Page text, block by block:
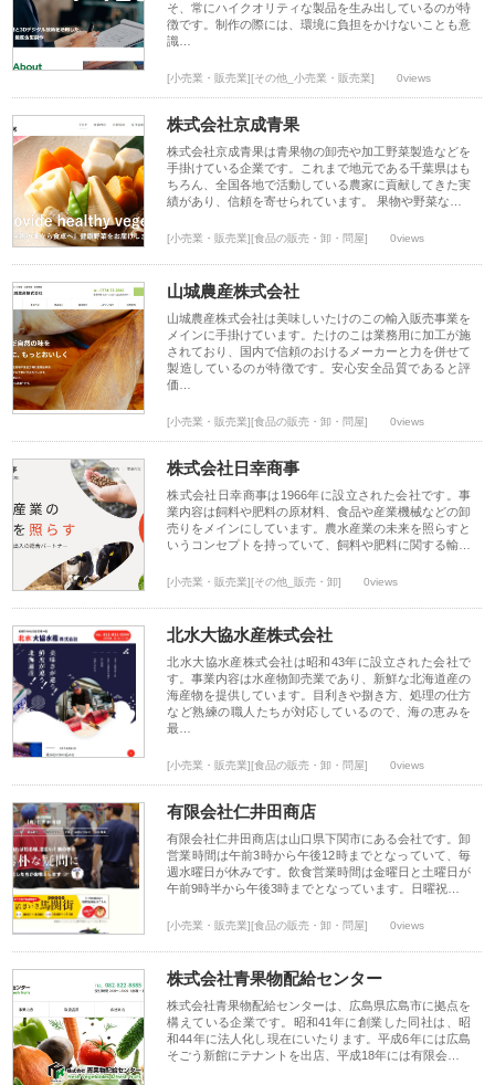
そ、常にハイクオリティな製品を生み出しているのが特
徴です。制作の際には、環境に負担をかけないことも意
識…
[小売業・販売業][その他_小売業・販売業] 0views
株式会社京成青果
株式会社京成青果は青果物の卸売や加工野菜製造などを
手掛けている企業です。これまで地元である千葉県はも
ちろん、全国各地で活動している農家に貢献してきた実
績があり、信頼を寄せられています。 果物や野菜な…
[小売業・販売業][食品の販売・卸・問屋] 0views
山城農産株式会社
山城農産株式会社は美味しいたけのこの輸入販売事業を
メインに手掛けています。たけのこは業務用に加工が施
されており、国内で信頼のおけるメーカーと力を併せて
製造しているのが特徴です。安心安全品質であると評
価…
[小売業・販売業][食品の販売・卸・問屋] 0views
株式会社日幸商事
株式会社日幸商事は1966年に設立された会社です。事
業内容は飼料や肥料の原材料、食品や産業機械などの卸
売りをメインにしています。農水産業の未来を照らすと
いうコンセプトを持っていて、飼料や肥料に関する輸…
[小売業・販売業][その他_販売・卸] 0views
北水大協水産株式会社
北水大協水産株式会社は昭和43年に設立された会社で
す。事業内容は水産物卸売業であり、新鮮な北海道産の
海産物を提供しています。目利きや捌き方、処理の仕方
など熟練の職人たちが対応しているので、海の恵みを
最…
[小売業・販売業][食品の販売・卸・問屋] 0views
有限会社仁井田商店
有限会社仁井田商店は山口県下関市にある会社です。卸
営業時間は午前3時から午後12時までとなっていて、毎
週水曜日が休みです。飲食営業時間は金曜日と土曜日が
午前9時半から午後3時までとなっています。日曜祝…
[小売業・販売業][食品の販売・卸・問屋] 0views
株式会社青果物配給センター
株式会社青果物配給センターは、広島県広島市に拠点を
構えている企業です。昭和41年に創業した同社は、昭
和44年に法人化し現在にいたります。平成6年には広島
そごう新館にテナントを出店、平成18年には有限会…